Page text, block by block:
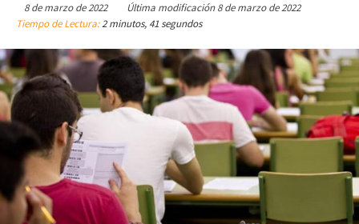
8 de marzo de 2022 Última modificación 8 de marzo de 2022
Tiempo de Lectura:2 minutos, 41 segundos